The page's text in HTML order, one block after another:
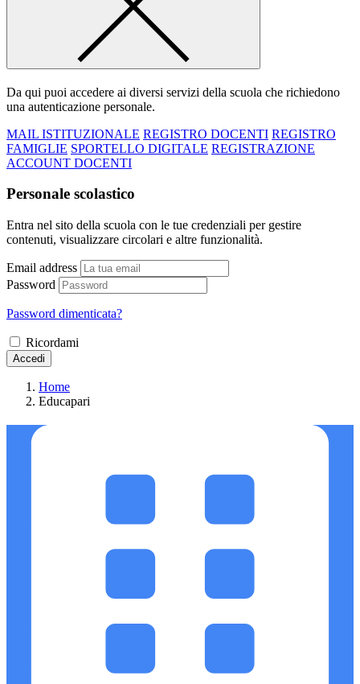
Da qui puoi accedere ai diversi servizi della scuola che richiedono
una autenticazione personale.
MAIL ISTITUZIONALE REGISTRO DOCENTI REGISTRO
FAMIGLIE SPORTELLO DIGITALE REGISTRAZIONE
ACCOUNT DOCENTI
Personale scolastico
Entra nel sito della scuola con le tue credenziali per gestire
contenuti, visualizzare circolari e altre funzionalità.
Email address
Password
Password dimenticata?
Ricordami
Accedi
Home
Educapari